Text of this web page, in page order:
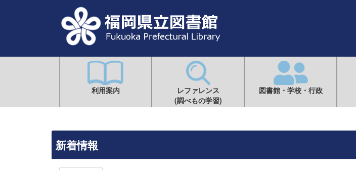
利用案内
レファレンス
(調べもの学習)
図書館・学校・行政
新着情報